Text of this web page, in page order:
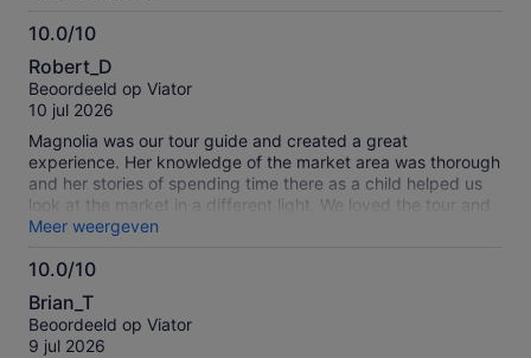
exploring Seattle
10.0/10
10.0
van
10
Robert_D
Beoordeeld op Viator
10 jul 2026
Magnolia was our tour guide and created a great
experience. Her knowledge of the market area was thorough
and her stories of spending time there as a child helped us
look at the market in a different light. We loved the tour and
would highly recommend it as well as asking for Magnolia as
a guide.
Meer weergeven
10.0/10
10.0
van
10
Brian_T
Beoordeeld op Viator
9 jul 2026